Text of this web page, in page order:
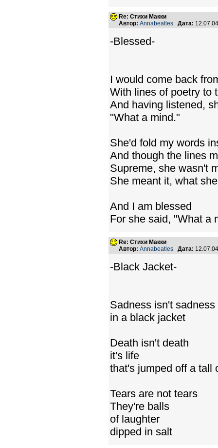
Re: Стихи Макки
Автор: Annabeatles Дата:
-Blessed-
I would come back
With lines of poetry to
And having listened,
"What a mind."
She'd fold my words
And though the lines
Supreme, she wasn't
She meant it, what
And I am blessed
For she said, "What a
Re: Стихи Макки
Автор: Annabeatles Дата:
-Black Jacket-
Sadness isn't sadness
in a black jacket
Death isn't death
it's life
that's jumped off a tall
Tears are not tears
They're balls
of laughter
dipped in salt